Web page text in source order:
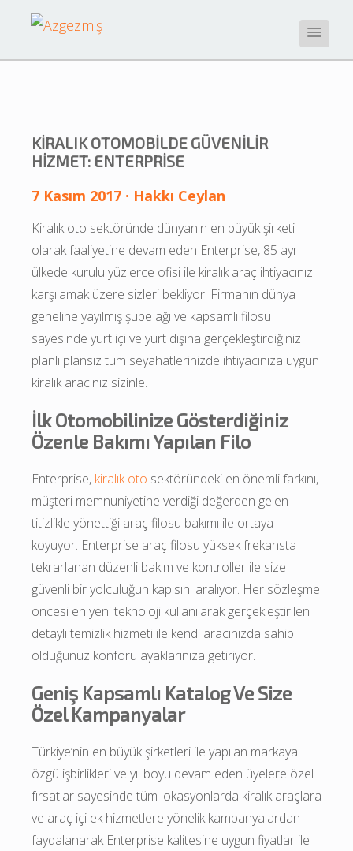
KIRALIK OTOMOBILDE GÜVENILIR
HIZMET: ENTERPRISE
7 Kasım 2017 · Hakkı Ceylan
Kiralık oto sektöründe dünyanın en büyük şirketi
olarak faaliyetine devam eden Enterprise, 85 ayrı
ülkede kurulu yüzlerce ofisi ile kiralık araç ihtiyacınızı
karşılamak üzere sizleri bekliyor. Firmanın dünya
geneline yayılmış şube ağı ve kapsamlı filosu
sayesinde yurt içi ve yurt dışına gerçekleştirdiğiniz
planlı plansız tüm seyahatlerinizde ihtiyacınıza uygun
kiralık aracınız sizinle.
İlk Otomobilinize Gösterdiğiniz
Özenle Bakımı Yapılan Filo
Enterprise, kiralık oto sektöründeki en önemli farkını,
müşteri memnuniyetine verdiği değerden gelen
titizlikle yönettiği araç filosu bakımı ile ortaya
koyuyor. Enterprise araç filosu yüksek frekansta
tekrarlanan düzenli bakım ve kontroller ile size
güvenli bir yolculuğun kapısını aralıyor. Her sözleşme
öncesi en yeni teknoloji kullanılarak gerçekleştirilen
detaylı temizlik hizmeti ile kendi aracınızda sahip
olduğunuz konforu ayaklarınıza getiriyor.
Geniş Kapsamlı Katalog Ve Size
Özel Kampanyalar
Türkiye’nin en büyük şirketleri ile yapılan markaya
özgü işbirlikleri ve yıl boyu devam eden üyelere özel
fırsatlar sayesinde tüm lokasyonlarda kiralık araçlara
ve araç içi ek hizmetlere yönelik kampanyalardan
faydalanarak Enterprise kalitesine uygun fiyatlar ile